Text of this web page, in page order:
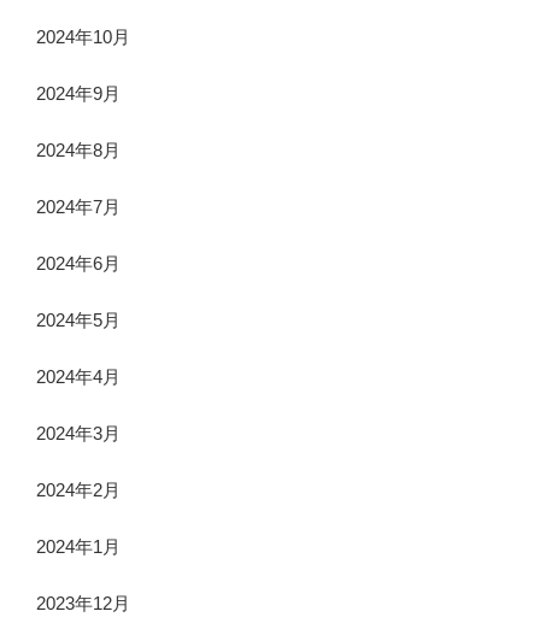
2024年10月
2024年9月
2024年8月
2024年7月
2024年6月
2024年5月
2024年4月
2024年3月
2024年2月
2024年1月
2023年12月